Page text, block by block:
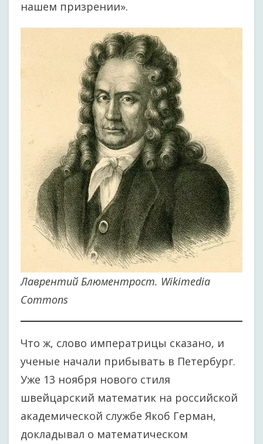
нашем призрении».
Лаврентий Блюментрост. Wikimedia
Commons
Что ж, слово императрицы сказано, и
ученые начали прибывать в Петербург.
Уже 13 ноября нового стиля
швейцарский математик на российской
академической службе Якоб Герман,
докладывал о математическом